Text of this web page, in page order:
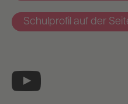
Schulprofil auf der